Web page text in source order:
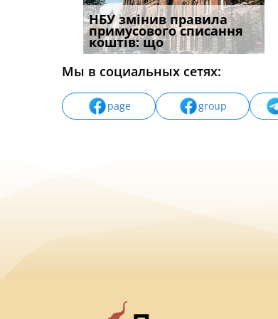
НБУ змінив правила
примусового списання
коштів: що
Водії можуть отримати
компенсацію за
незаконні дії
Мы в социальных сетях:
page group